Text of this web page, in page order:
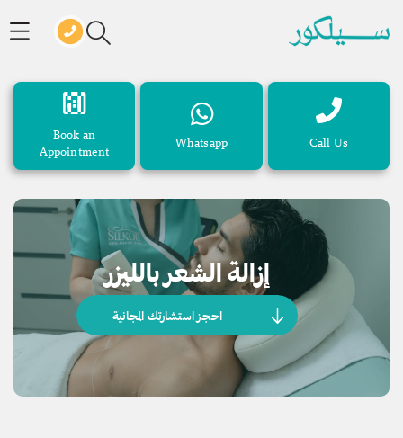
Call Us
Whatsapp
Book an
Appointment
إزالة الشعر بالليزر
احجز استشارتك المجانية